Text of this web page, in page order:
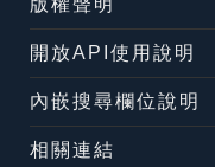
開放API使用說明
內嵌搜尋欄位說明
相關連結